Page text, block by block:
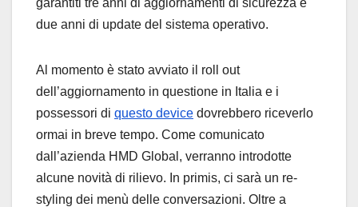
due anni di update del sistema operativo.
Al momento è stato avviato il roll out
dell’aggiornamento in questione in Italia e i
possessori di questo device dovrebbero riceverlo
ormai in breve tempo. Come comunicato
dall’azienda HMD Global, verranno introdotte
alcune novità di rilievo. In primis, ci sarà un re-
styling dei menù delle conversazioni. Oltre a